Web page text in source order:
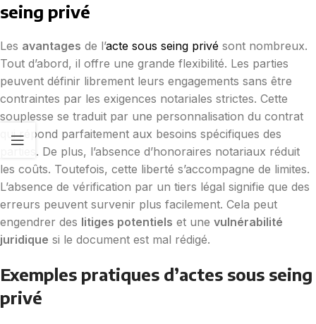
seing privé
Les avantages de l’acte sous seing privé sont nombreux.
Tout d’abord, il offre une grande flexibilité. Les parties
peuvent définir librement leurs engagements sans être
contraintes par les exigences notariales strictes. Cette
souplesse se traduit par une personnalisation du contrat
qui répond parfaitement aux besoins spécifiques des
parties. De plus, l’absence d’honoraires notariaux réduit
les coûts. Toutefois, cette liberté s’accompagne de limites.
L’absence de vérification par un tiers légal signifie que des
erreurs peuvent survenir plus facilement. Cela peut
engendrer des litiges potentiels et une vulnérabilité
juridique si le document est mal rédigé.
Exemples pratiques d’actes sous seing
privé